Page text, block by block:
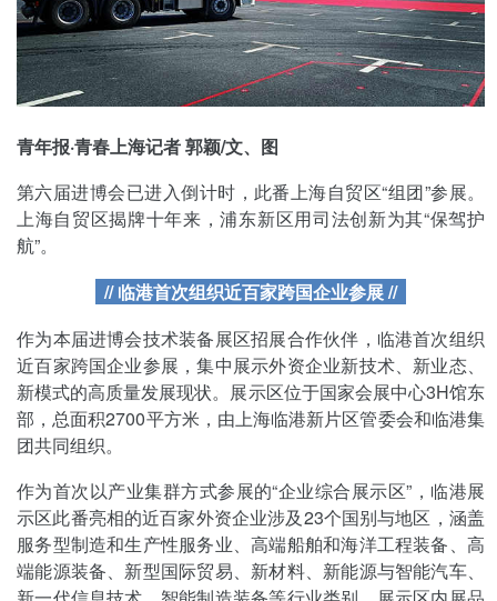
青年报·青春上海记者 郭颖/文、图
第六届进博会已进入倒计时，此番上海自贸区“组团”参展。
上海自贸区揭牌十年来，浦东新区用司法创新为其“保驾护
航”。
// 临港首次组织近百家跨国企业参展 //
作为本届进博会技术装备展区招展合作伙伴，临港首次组织
近百家跨国企业参展，集中展示外资企业新技术、新业态、
新模式的高质量发展现状。展示区位于国家会展中心3H馆东
部，总面积2700平方米，由上海临港新片区管委会和临港集
团共同组织。
作为首次以产业集群方式参展的“企业综合展示区”，临港展
示区此番亮相的近百家外资企业涉及23个国别与地区，涵盖
服务型制造和生产性服务业、高端船舶和海洋工程装备、高
端能源装备、新型国际贸易、新材料、新能源与智能汽车、